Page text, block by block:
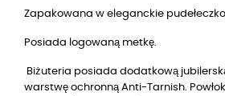
Zapakowana w eleganckie
Posiada logowaną metkę.
Biżuteria posiada dodatkową
warstwę ochronną Anti-Tarnish.